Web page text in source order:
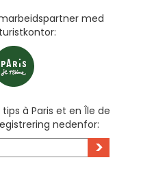
med
à Paris et en Île de
nedenfor:
>